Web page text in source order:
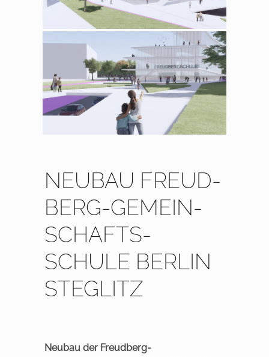
NEUBAU FREUD­
BERG-GEMEIN­
SCHAFTS­
SCHULE BERLIN
STEGLITZ
Neubau der Freudberg-